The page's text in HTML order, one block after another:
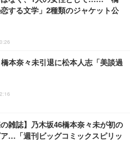
する文学」2種類のジャケット公
本奈々未引退に松本人志「美談過
の雑誌】乃木坂46橋本奈々未が初の
…「週刊ビッグコミックスピリッ